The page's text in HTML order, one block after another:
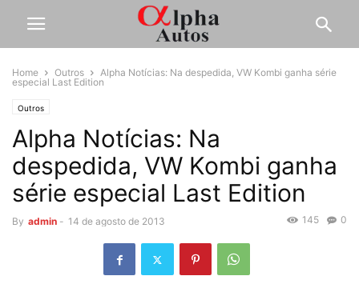
Home Outros
Alpha Notícias: Na despedida, VW Kombi ganha série
especial Last Edition
Outros
Alpha Notícias: Na
despedida, VW Kombi ganha
série especial Last Edition
By admin - 14 de agosto de 2013 0
145